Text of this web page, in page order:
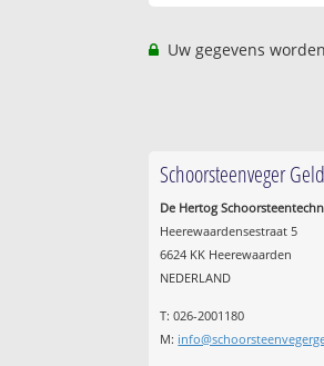
Uw gegevens
Schoorsteenveger
De Hertog
Heerewaardensestraat 5
6624 KK Heerewaarden
NEDERLAND
T: 026-2001180
M: